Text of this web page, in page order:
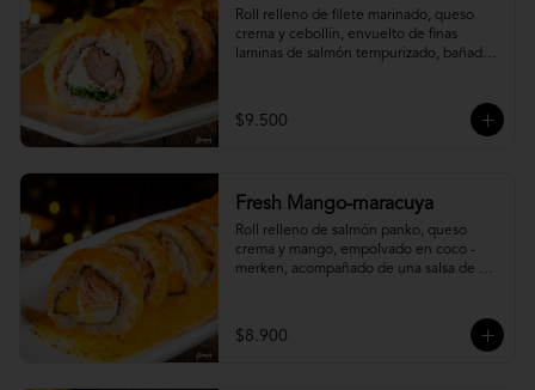
Roll relleno de filete marinado, queso
crema y cebollín, envuelto de finas
laminas de salmón tempurizado, bañada
$9.500
Fresh Mango-maracuya
Roll relleno de salmón panko, queso
crema y mango, empolvado en coco -
merken, acompañado de una salsa de
$8.900